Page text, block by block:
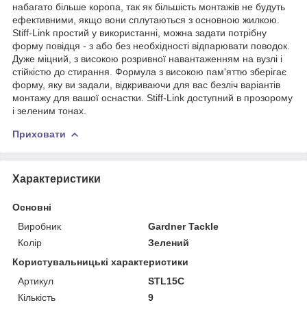
набагато більше коропа, так як більшість монтажів не будуть
ефективними, якщо вони сплутаються з основною жилкою.
Stiff-Link простий у використанні, можна задати потрібну
форму повідця - з або без необхідності відпарювати поводок.
Дуже міцний, з високою розривної навантаженням на вузлі і
стійкістю до стирання. Формула з високою пам'яттю зберігає
форму, яку ви задали, відкриваючи для вас безліч варіантів
монтажу для вашої оснастки. Stiff-Link доступний в прозорому
і зеленим тонах.
Приховати
Характеристики
Основні
Виробник
Gardner Tackle
Колір
Зелений
Користувальницькі характеристики
Артикул
STL15C
Кількість
9